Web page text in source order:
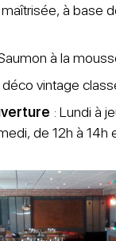
à base
à la
déco vintage
: Lundi à
de 12h à 14h